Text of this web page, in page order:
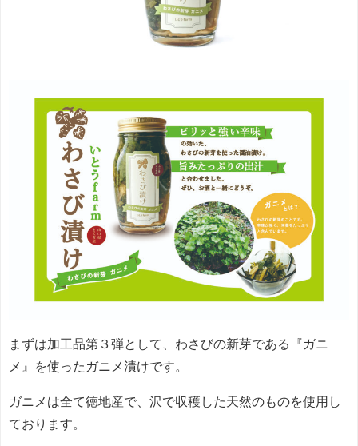
まずは加工品第３弾として、わさびの新芽である『ガニ
メ』を使ったガニメ漬けです。
ガニメは全て徳地産で、沢で収穫した天然のものを使用し
ております。